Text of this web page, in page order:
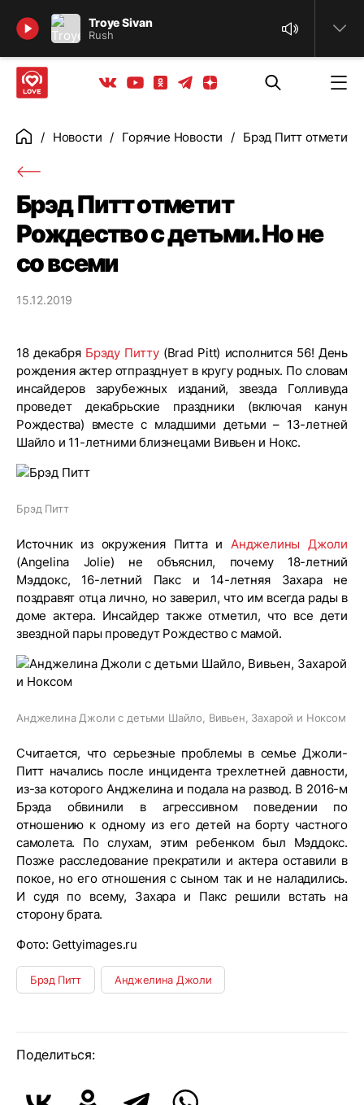
Troye Sivan
Rush
Найти
Вконтакте
YoutubeОдноклассники
ТелеграмЯндекс дзен
ГлавнаяНовости Горячие Новости Брэд Питт отметит
Брэд Питт отметит
Рождество с детьми. Но не
со всеми
15.12.2019
18 декабря Брэду Питту(Brad Pitt) исполнится 56! День
рождения актер отпразднует в кругу родных. По словам
инсайдеров зарубежных изданий, звезда Голливуда
проведет декабрьские праздники (включая канун
Рождества) вместе с младшими детьми – 13-летней
Шайло и 11-летними близнецами Вивьен и Нокс.
Брэд Питт
Источник из окружения Питта иАнджелины Джоли
(Angelina Jolie) не объяснил, почему 18-летний
Мэддокс, 16-летний Пакс и 14-летняя Захара не
поздравят отца лично, но заверил, что им всегда рады в
доме актера. Инсайдер также отметил, что все дети
звездной пары проведут Рождество с мамой.
Анджелина Джоли с детьми Шайло, Вивьен, Захарой и Ноксом
Считается, что серьезные проблемы в семье Джоли-
Питт начались после инцидента трехлетней давности,
из-за которого Анджелина и подала на развод. В 2016-м
Брэда обвинили в агрессивном поведении по
отношению к одному из его детей на борту частного
самолета. По слухам, этим ребенком был Мэддокс.
Позже расследование прекратили и актера оставили в
покое, но его отношения с сыном так и не наладились.
И судя по всему, Захара и Пакс решили встать на
сторону брата.
Фото: Gettyimages.ru
Брэд Питт Анджелина Джоли
Поделиться: